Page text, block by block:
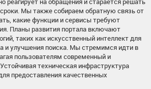
Мы также собираем обратную связь от
какие функции и сервисы требуют
Планы развития портала включают
таких как искусственный интеллект для
и улучшения поиска. Мы стремимся идти в
пользователям современный и
техническая инфраструктура
предоставления качественных